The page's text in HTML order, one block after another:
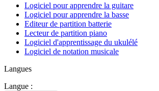
Logiciel pour apprendre la guitare
Logiciel pour apprendre la basse
Editeur de partition batterie
Lecteur de partition piano
Logiciel d'apprentissage du ukulélé
Logiciel de notation musicale
Langues
Langue :